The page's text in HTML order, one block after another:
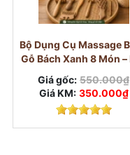
Bộ Dụng Cụ Massage
Gỗ Bách Xanh 8 Món –
Day Cổ Vai Gáy, Mặt,
Giá gốc: 550.000₫
Giá KM: 350.000₫